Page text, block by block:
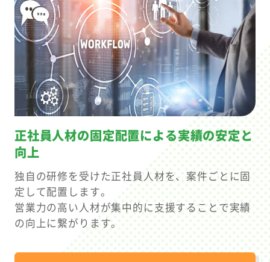
正社員人材の固定配置による実績の安定と
向上
独自の研修を受けた正社員人材を、案件ごとに固
定して配置します。
営業力の高い人材が集中的に支援することで実績
の向上に繋がります。